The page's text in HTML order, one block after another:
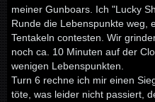
meiner Gunboars. Ich "Lucky
Runde die Lebenspunkte weg,
Tentakeln contesten. Wir
noch ca. 10 Minuten auf der
wenigen Lebenspunkten.
Turn 6 rechne ich mir einen
töte, was leider nicht passiert,